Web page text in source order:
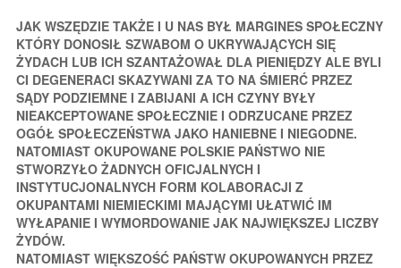
JAK WSZĘDZIE TAKŻE I U NAS BYŁ MARGINES SPOŁECZNY
KTÓRY DONOSIŁ SZWABOM O UKRYWAJĄCYCH SIĘ
ŻYDACH LUB ICH SZANTAŻOWAŁ DLA PIENIĘDZY ALE BYLI
CI DEGENERACI SKAZYWANI ZA TO NA ŚMIERĆ PRZEZ
SĄDY PODZIEMNE I ZABIJANI A ICH CZYNY BYŁY
NIEAKCEPTOWANE SPOŁECZNIE I ODRZUCANE PRZEZ
OGÓŁ SPOŁECZEŃSTWA JAKO HANIEBNE I NIEGODNE.
NATOMIAST OKUPOWANE POLSKIE PAŃSTWO NIE
STWORZYŁO ŻADNYCH OFICJALNYCH I
INSTYTUCJONALNYCH FORM KOLABORACJI Z
OKUPANTAMI NIEMIECKIMI MAJĄCYMI UŁATWIĆ IM
WYŁAPANIE I WYMORDOWANIE JAK NAJWIĘKSZEJ LICZBY
ŻYDÓW.
NATOMIAST WIĘKSZOŚĆ PAŃSTW OKUPOWANYCH PRZEZ